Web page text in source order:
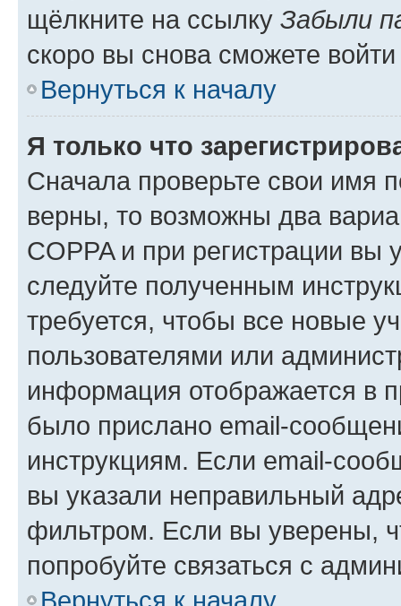
щёлкните на ссылку Забыли
скоро вы снова сможете
Вернуться к началу
Я только что
Сначала проверьте свои имя
верны, то возможны два
COPPA и при регистрации вы
следуйте полученным
требуется, чтобы все новые
пользователями или
информация отображается в
было прислано email-
инструкциям. Если email-
вы указали неправильный
фильтром. Если вы уверены,
попробуйте связаться с
Вернуться к началу